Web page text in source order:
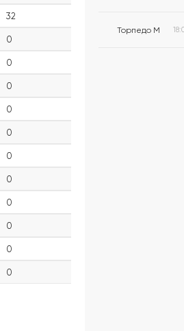
32
0
0
0
0
0
0
0
0
0
0
0
Торпедо М